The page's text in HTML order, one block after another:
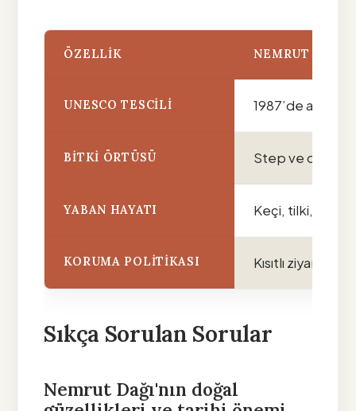
ÖZELLIK NEMRUT
UNESCO TESCILI 1987’de alındı
BITKI ÖRTÜSÜ Step ve dağ
YABAN HAYATI Keçi, tilki, yırtıcı
KORUMA POLITIKASI Kısıtlı ziyaret,
Sıkça Sorulan Sorular
Nemrut Dağı'nın doğal